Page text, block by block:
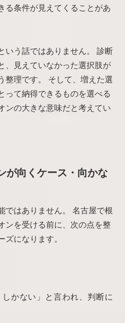
る条件が見えてくることがあ
いう話ではありません。 診断
、見えていなかった選択肢が
整理です。 そして、増えた選
って納得できるものを選べる
ンの大きな意味だと考えてい
が向くケース・向かな
ではありません。 名古屋で根
ンを受ける前に、次の点を整
ズになります。
しかない」と言われ、判断に